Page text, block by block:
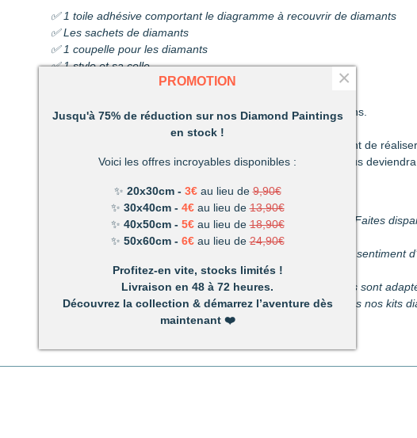
✅ 1 toile adhésive comportant le diagramme à recouvrir de diamants
✅ Les sachets de diamants
✅ 1 coupelle pour les diamants
✅ 1 stylo et sa colle
Découvrez une activité unique à réaliser de ses propres mains.
C’est ludique, amusant et les résultats en valent la peine !
Un mélange de patience et de technique qui vous permettront de
Très vite vous vous apercevrez combien votre réalisation vous
Un loisir unique offrant de nombreux avantages :
Détente et relaxation :
La vie peut parfois être stressante. Faites
du stress du quotidien.
rien n’est plus satisfaisant que le sentiment
propres mains.
Activité pour les enfants et les adultes :facile à utiliser, ils sont
temps parfait pour s’amuser en famille. (Nous recommandons nos kits
PROMOTION
Jusqu'à 75% de réduction sur nos Diamond Paintings
en stock !
Voici les offres incroyables disponibles :
✨ 20x30cm - 3€au lieu de9,90€
✨ 30x40cm - 4€ au lieu de 13,90€
✨ 40x50cm - 5€ au lieu de18,90€
✨ 50x60cm - 6€ au lieu de 24,90€
Profitez-en vite, stocks limités !
Livraison en 48 à 72 heures.
Découvrez la collection & démarrez l’aventure dès
maintenant❤️
×